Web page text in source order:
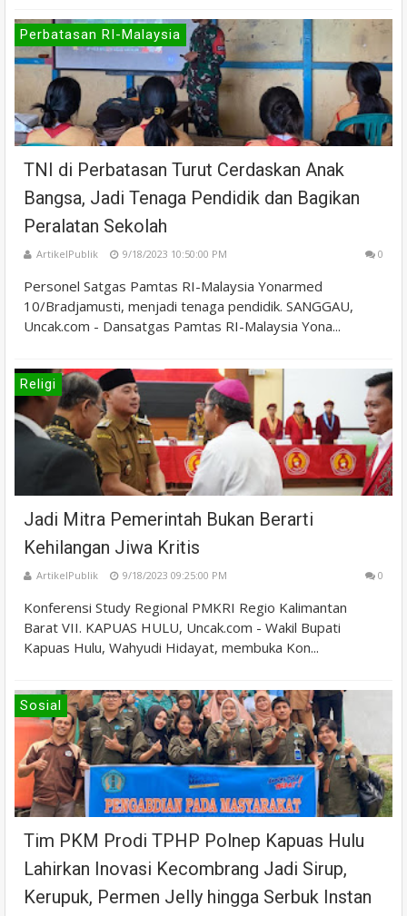
Perbatasan RI-Malaysia
TNI di Perbatasan Turut Cerdaskan Anak
Bangsa, Jadi Tenaga Pendidik dan Bagikan
Peralatan Sekolah
ArtikelPublik 9/18/2023 10:50:00 PM 0
Personel Satgas Pamtas RI-Malaysia Yonarmed
10/Bradjamusti, menjadi tenaga pendidik. SANGGAU,
Uncak.com - Dansatgas Pamtas RI-Malaysia Yona...
Religi
Jadi Mitra Pemerintah Bukan Berarti
Kehilangan Jiwa Kritis
ArtikelPublik 9/18/2023 09:25:00 PM 0
Konferensi Study Regional PMKRI Regio Kalimantan
Barat VII. KAPUAS HULU, Uncak.com - Wakil Bupati
Kapuas Hulu, Wahyudi Hidayat, membuka Kon...
Sosial
Tim PKM Prodi TPHP Polnep Kapuas Hulu
Lahirkan Inovasi Kecombrang Jadi Sirup,
Kerupuk, Permen Jelly hingga Serbuk Instan